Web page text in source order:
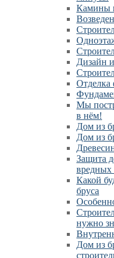
Камины
Дизайн
Отделка
Мы
в нём!
Дом из
Дом из
Защита
вредных
Какой
бруса
нужно
Дом из